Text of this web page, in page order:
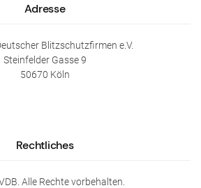
Adresse
Blitzschutzfirmen e.V.
Steinfelder Gasse 9
50670 Köln
Rechtliches
Alle Rechte vorbehalten.